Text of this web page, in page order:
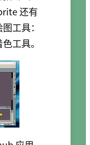
还有
工具：
工具。